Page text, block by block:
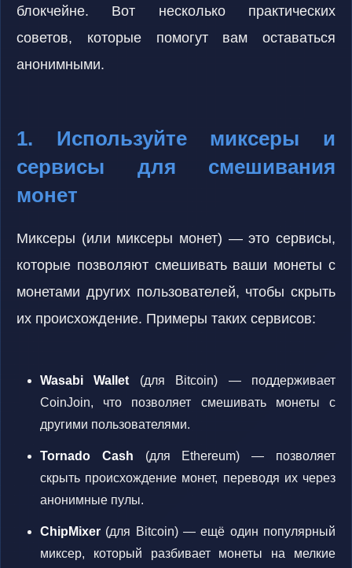
блокчейне. Вот несколько практических
советов, которые помогут вам оставаться
анонимными.
1. Используйте миксеры и
сервисы для смешивания
монет
Миксеры (или миксеры монет) — это сервисы,
которые позволяют смешивать ваши монеты с
монетами других пользователей, чтобы скрыть
их происхождение. Примеры таких сервисов:
Wasabi Wallet (для Bitcoin) — поддерживает
CoinJoin, что позволяет смешивать монеты с
другими пользователями.
Tornado Cash (для Ethereum) — позволяет
скрыть происхождение монет, переводя их через
анонимные пулы.
ChipMixer (для Bitcoin) — ещё один популярный
миксер, который разбивает монеты на мелкие